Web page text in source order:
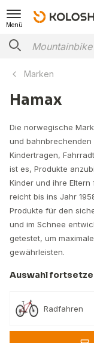
Menü
Marken
Hamax
Die norwegische
und bahnbrechenden
Kindertragen,
ist es, Produkte
Kinder und ihre
reicht bis ins Jahr
Produkte für den
und im Schnee
getestet, um
gewährleisten.
Auswahl
Radfahren